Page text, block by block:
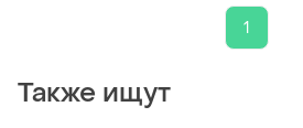
1
Также ищут